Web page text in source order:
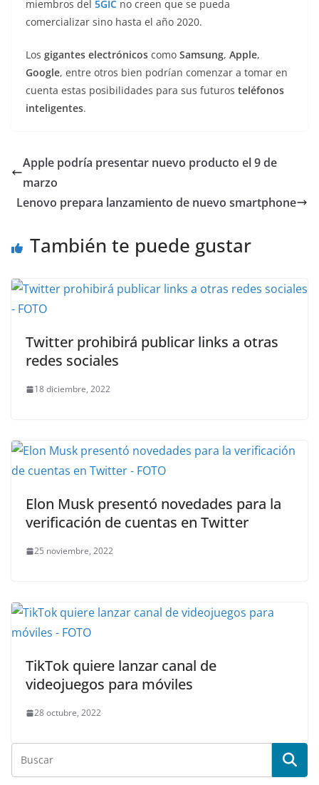
miembros del 5GIC no creen que se pueda
comercializar sino hasta el año 2020.
Los gigantes electrónicos como Samsung, Apple,
Google, entre otros bien podrían comenzar a tomar en
cuenta estas posibilidades para sus futuros teléfonos
inteligentes.
Apple podría presentar nuevo producto el 9 de
marzo
Lenovo prepara lanzamiento de nuevo smartphone
También te puede gustar
Twitter prohibirá publicar links a otras
redes sociales
18 diciembre, 2022
Elon Musk presentó novedades para la
verificación de cuentas en Twitter
25 noviembre, 2022
TikTok quiere lanzar canal de
videojuegos para móviles
28 octubre, 2022